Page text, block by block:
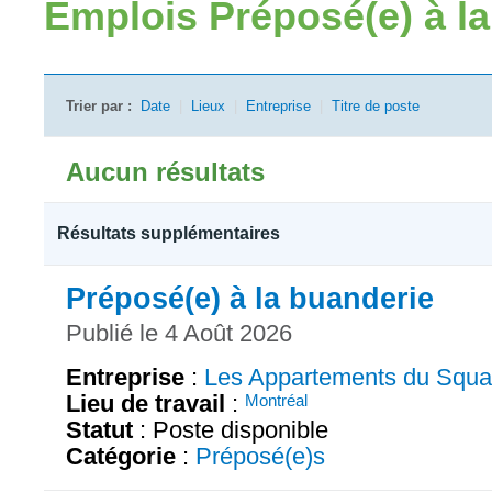
Emplois Préposé(e) à
Trier par : Date Lieux Entreprise Titre de poste
Aucun résultats
Résultats supplémentaires
Préposé(e) à la buanderie
Publié le 4 Août 2026
Entreprise : Les Appartements du
Lieu de travail : Montréal
Statut : Poste disponible
Catégorie : Préposé(e)s